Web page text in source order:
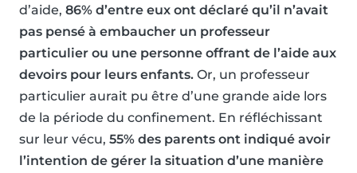
d’aide, 86% d’entre eux ont déclaré qu’il n’avait
pas pensé à embaucher un professeur
particulier ou une personne offrant de l’aide aux
devoirs pour leurs enfants. Or, un professeur
particulier aurait pu être d’une grande aide lors
de la période du confinement. En réfléchissant
sur leur vécu, 55% des parents ont indiqué avoir
l’intention de gérer la situation d’une manière